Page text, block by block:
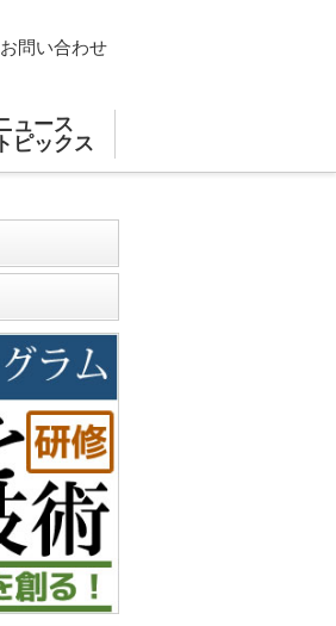
お問い合わせ
ュース
ピックス